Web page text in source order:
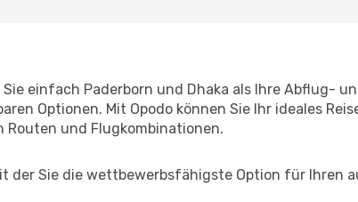
einfach Paderborn und Dhaka als Ihre Abflug-
Optionen. Mit Opodo können Sie Ihr ideales
Routen und Flugkombinationen.
der Sie die wettbewerbsfähigste Option für Ihren